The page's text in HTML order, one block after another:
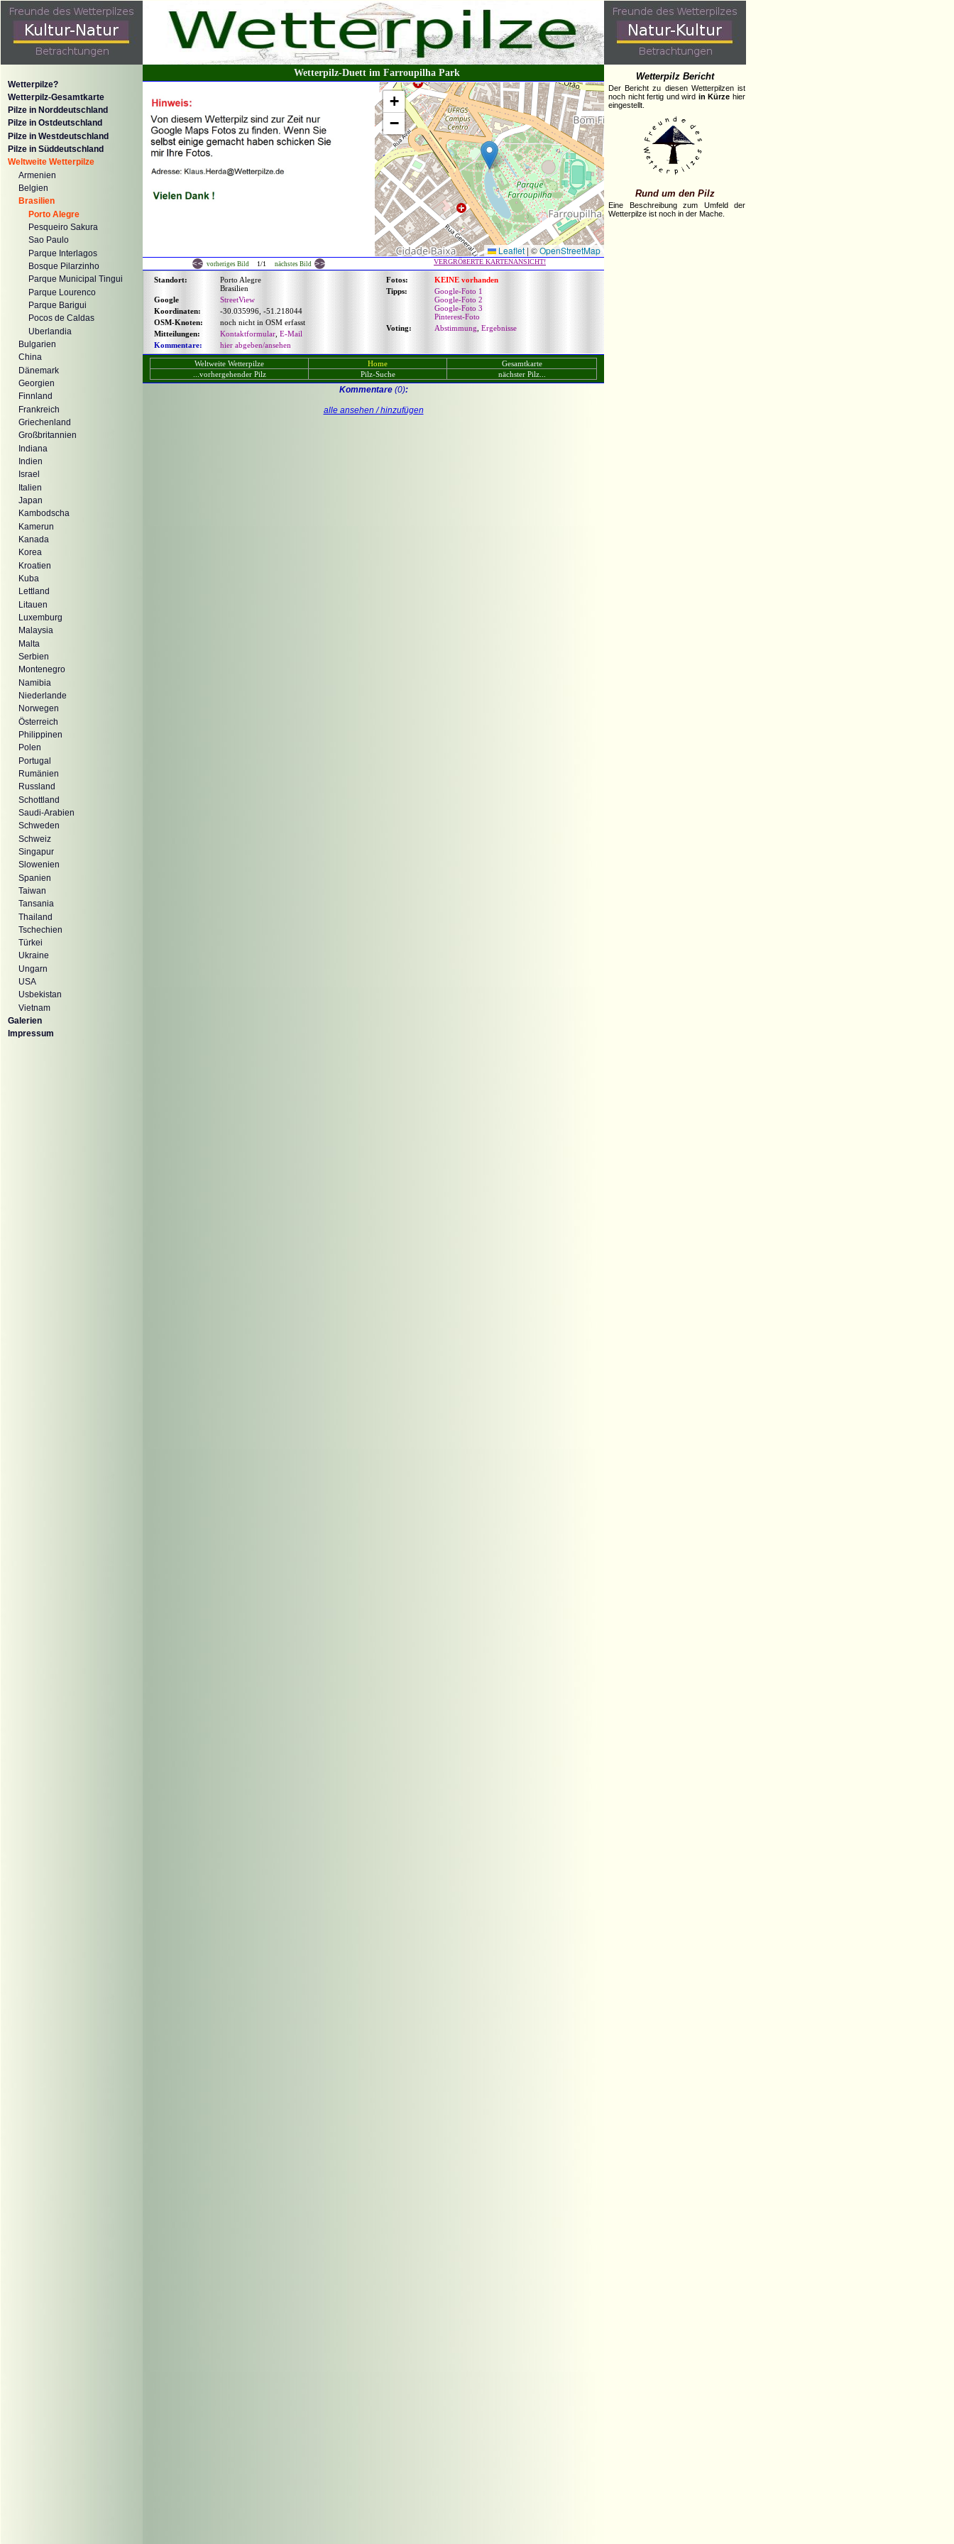
Wetterpilze?
Wetterpilz-Gesamtkarte
Pilze in Norddeutschland
Pilze in Ostdeutschland
Pilze in Westdeutschland
Pilze in Süddeutschland
Weltweite Wetterpilze
Armenien
Belgien
Brasilien
Porto Alegre
Pesqueiro Sakura
Sao Paulo
Parque Interlagos
Bosque Pilarzinho
Parque Municipal Tingui
Parque Lourenco
Parque Barigui
Pocos de Caldas
Uberlandia
Bulgarien
China
Dänemark
Georgien
Finnland
Frankreich
Griechenland
Großbritannien
Indiana
Indien
Israel
Italien
Japan
Kambodscha
Kamerun
Kanada
Korea
Kroatien
Kuba
Lettland
Litauen
Luxemburg
Malaysia
Malta
Serbien
Montenegro
Namibia
Niederlande
Norwegen
Österreich
Philippinen
Polen
Portugal
Rumänien
Russland
Schottland
Saudi-Arabien
Schweden
Schweiz
Singapur
Slowenien
Spanien
Taiwan
Tansania
Thailand
Tschechien
Türkei
Ukraine
Ungarn
USA
Usbekistan
Vietnam
Galerien
Impressum
Wetterpilz-Duett im Farroupilha Park
+
−
Leaflet | ©OpenStreetMap
vorheriges Bild 1/1 nächstes Bild VERGRÖßERTE KARTENANSICHT!
Standort:
Porto Alegre
Brasilien
Google
StreetView
Koordinaten:
-30.035996, -51.218044
OSM-Knoten:
noch nicht in OSM erfasst
Mitteilungen:
Kontaktformular E-Mail
Kommentare:
hier abgeben/ansehen
Fotos:
KEINE vorhanden
Tipps:
Google-Foto 1
Google-Foto 2
Google-Foto 3
Pinterest-Foto
Voting:
Abstimmung Ergebnisse
Weltweite Wetterpilze Home
Gesamtkarte
...vorhergehender Pilz
Pilz-Suche nächster Pilz...
Kommentare(0):
alle ansehen / hinzufügen
Wetterpilz Bericht
Der Bericht zu diesen Wetterpilzen ist
noch nicht fertig und wird in Kürze hier
eingestellt.
Rund um den Pilz
Eine Beschreibung zum Umfeld der
Wetterpilze ist noch in der Mache.